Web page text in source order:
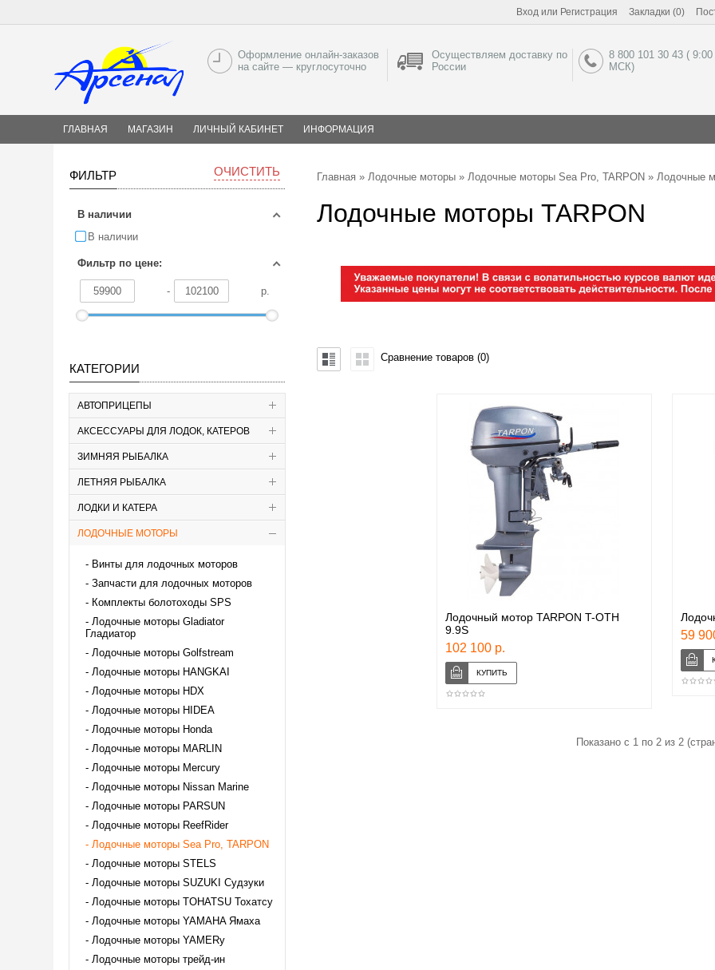
Вход или Регистрация Закладки (0)
Оформление онлайн-заказов
на сайте — круглосуточно
Осуществляем доставку по
России
8 800 101 30 43 (
МСК)
ГЛАВНАЯ МАГАЗИН ЛИЧНЫЙ КАБИНЕТ ИНФОРМАЦИЯ
ФИЛЬТР ОЧИСТИТЬ
В наличии
В наличии
Фильтр по цене:
- р.
КАТЕГОРИИ
АВТОПРИЦЕПЫ
АКСЕССУАРЫ ДЛЯ ЛОДОК, КАТЕРОВ
ЗИМНЯЯ РЫБАЛКА
ЛЕТНЯЯ РЫБАЛКА
ЛОДКИ И КАТЕРА
ЛОДОЧНЫЕ МОТОРЫ
Винты для лодочных моторов
Запчасти для лодочных моторов
Комплекты болотоходы SPS
Лодочные моторы Gladiator
Гладиатор
Лодочные моторы Golfstream
Лодочные моторы HANGKAI
Лодочные моторы HDX
Лодочные моторы HIDEA
Лодочные моторы Honda
Лодочные моторы MARLIN
Лодочные моторы Mercury
Лодочные моторы Nissan Marine
Лодочные моторы PARSUN
Лодочные моторы ReefRider
Лодочные моторы Sea Pro, TARPON
Лодочные моторы STELS
Лодочные моторы SUZUKI Судзуки
Лодочные моторы TOHATSU Тохатсу
Лодочные моторы YAMAHA Ямаха
Лодочные моторы YAMERy
Лодочные моторы трейд-ин
Главная » Лодочные моторы » Лодочные моторы Sea Pro, TARPON » Лодочные
Лодочные моторы TARPON
Сравнение товаров (0)
Лодочный мотор TARPON T-OTH
9.9S
102 100 р.
59
Показано с 1 по 2 из 2